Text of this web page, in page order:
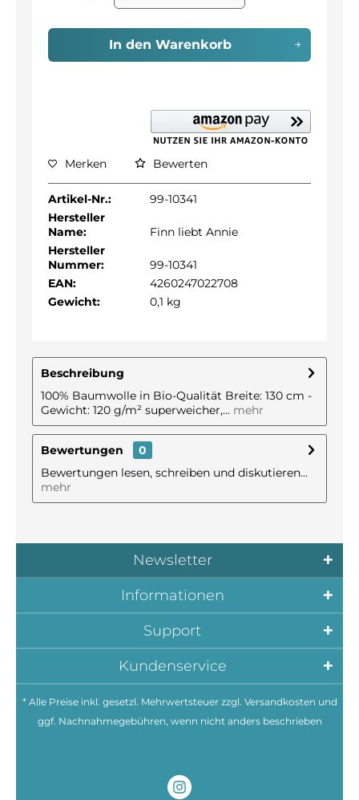
In den Warenkorb
Merken Bewerten
Artikel-Nr.:
99-10341
Hersteller
Name:
Finn liebt Annie
Hersteller
Nummer:
99-10341
EAN:
4260247022708
Gewicht:
0,1 kg
Beschreibung
100% Baumwolle in Bio-Qualität Breite: 130 cm -
Gewicht: 120 g/m² superweicher,... mehr
Bewertungen
0
Bewertungen lesen, schreiben und diskutieren...
mehr
Kundenservice
Support
Informationen
Newsletter
* Alle Preise inkl. gesetzl. Mehrwertsteuer zzgl. Versandkosten und
ggf. Nachnahmegebühren, wenn nicht anders beschrieben